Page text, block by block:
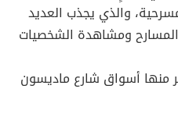
والذي يجذب العديد
ومشاهدة الشخصيات
منها أسواق شارع ماديسون